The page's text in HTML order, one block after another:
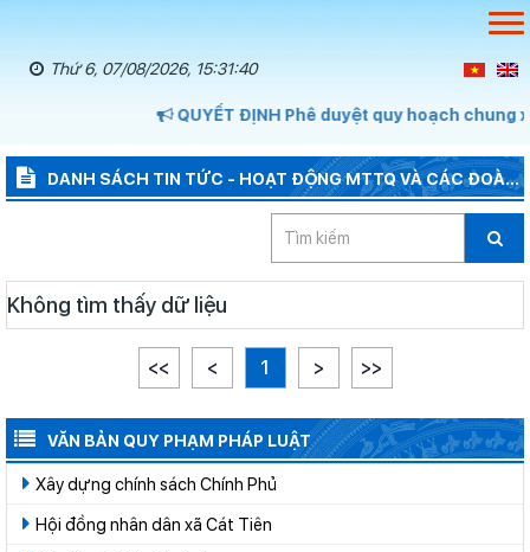
Thứ 6, 07/08/2026, 15:31:40
QUYẾT ĐỊNH Phê duyệt quy hoạch chung
Không tìm thấy dữ liệu
<< < 1 > >>
VĂN BẢN QUY PHẠM PHÁP LUẬT
Xây dựng chính sách Chính Phủ
Hội đồng nhân dân xã Cát Tiên